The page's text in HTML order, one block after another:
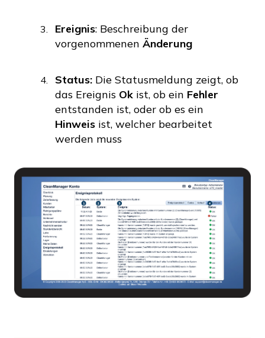
Ereignis: Beschreibung der
vorgenommenen Änderung
Status: Die Statusmeldung zeigt, ob
das Ereignis Ok ist, ob ein Fehler
entstanden ist, oder ob es ein
Hinweis ist, welcher bearbeitet
werden muss